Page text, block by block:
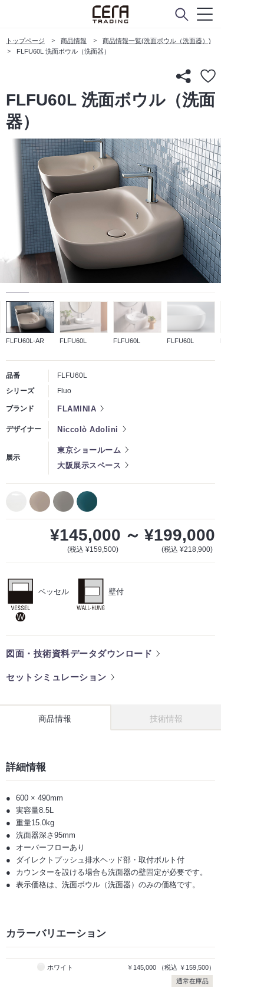
トップページ 商品情報
商品情報一覧(洗面ボウル（洗面器）)
FLFU60L 洗面ボウル（洗面器）
FLFU60L 洗面ボウル（洗面
器）
FLFU60L-AR FLFU60L FLFU60L FLFU60L
品番
FLFU60L
シリーズ
Fluo
ブランド FLAMINIA
デザイナー Niccolò Adolini
展示
東京ショールーム
大阪展示スペース
¥145,000
(税込 ¥159,500)
～ ¥199,000
(税込 ¥218,900)
ベッセル 壁付
図面・技術資料データダウンロード
セットシミュレーション
商品情報 技術情報
詳細情報
600 × 490mm
実容量8.5L
重量15.0kg
洗面器深さ95mm
オーバーフローあり
ダイレクトプッシュ排水ヘッド部・取付ボルト付
カウンターを設ける場合も洗面器の壁固定が必要です。
表示価格は、洗面ボウル（洗面器）のみの価格です。
カラーバリエーション
ホワイト ￥145,000 （税込 ￥159,500）
通常在庫品